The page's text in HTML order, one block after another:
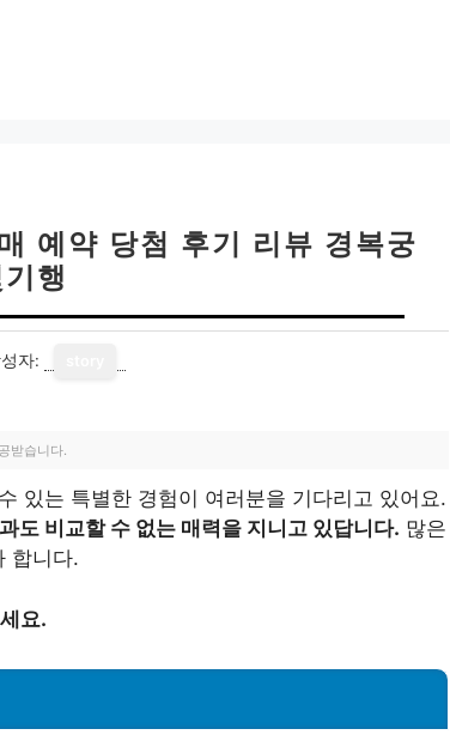
예약 당첨 후기 리뷰 경복궁
행
자:
받습니다.
있는 특별한 경험이 여러분을 기다리고 있어요.
도 비교할 수 없는 매력을 지니고 있답니다. 많은
합니다.
요.